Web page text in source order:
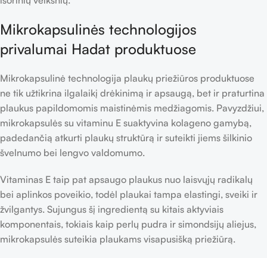
Mikrokapsulinės technologijos
privalumai Hadat produktuose
Mikrokapsulinė technologija plaukų priežiūros produktuose
ne tik užtikrina ilgalaikį drėkinimą ir apsaugą, bet ir praturtina
plaukus papildomomis maistinėmis medžiagomis. Pavyzdžiui,
mikrokapsulės su vitaminu E suaktyvina kolageno gamybą,
padedančią atkurti plaukų struktūrą ir suteikti jiems šilkinio
švelnumo bei lengvo valdomumo.
Vitaminas E taip pat apsaugo plaukus nuo laisvųjų radikalų
bei aplinkos poveikio, todėl plaukai tampa elastingi, sveiki ir
žvilgantys. Sujungus šį ingredientą su kitais aktyviais
komponentais, tokiais kaip perlų pudra ir simondsijų aliejus,
mikrokapsulės suteikia plaukams visapusišką priežiūrą.